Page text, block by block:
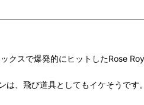
スで爆発的にヒットしたRose
、飛び道具としてもイケそうです。